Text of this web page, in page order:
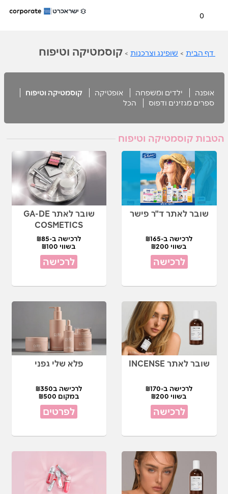
0
דף הבית > שופינג וצרכנות > קוסמטיקה וטיפוח
אופנה ילדים ומשפחה אופטיקה
קוסמטיקה וטיפוח
ספרים מגזינים ודפוס
הכל
הטבות קוסמטיקה וטיפוח
שובר לאתר ד"ר פישר
לרכישה ב-₪165
בשווי ₪200
לרכישה
שובר לאתר GA-DE
COSMETICS
לרכישה ב-₪85
בשווי ₪100
לרכישה
שובר לאתר INCENSE
לרכישה ב-₪170
בשווי ₪200
לרכישה
פלא שלי גפני
לרכישה ב₪350
במקום ₪500
לפרטים